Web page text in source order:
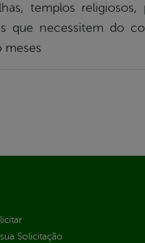
templos religiosos,
que necessitem do
meses
Solicitação